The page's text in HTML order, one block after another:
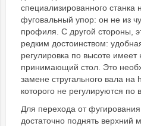
специализированного станка
фуговальный упор: он не из
профиля. С другой стороны,
редким достоинством:
регулировка по высоте
принимающий стол. Это
замене стругального вала
которого не регулируются по
Для перехода от
достаточно поднять верхний